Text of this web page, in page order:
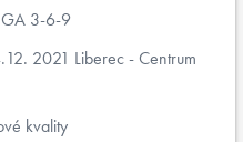
3-6-9
2021 Liberec - Centrum
kvality